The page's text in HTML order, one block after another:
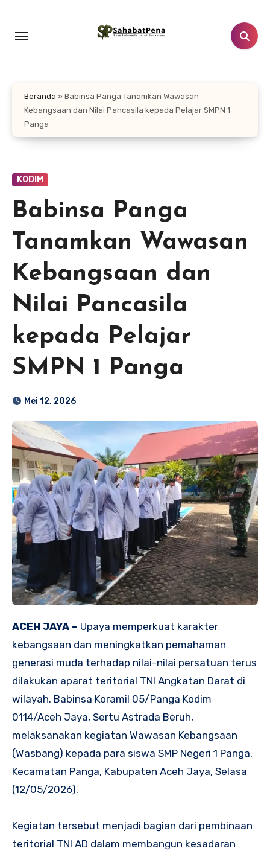
konten
Beranda » Babinsa Panga Tanamkan Wawasan
Kebangsaan dan Nilai Pancasila kepada Pelajar SMPN 1
Panga
KODIM
Babinsa Panga
Tanamkan Wawasan
Kebangsaan dan
Nilai Pancasila
kepada Pelajar
SMPN 1 Panga
Mei 12, 2026
ACEH JAYA – Upaya memperkuat karakter
kebangsaan dan meningkatkan pemahaman
generasi muda terhadap nilai-nilai persatuan terus
dilakukan aparat teritorial TNI Angkatan Darat di
wilayah. Babinsa Koramil 05/Panga Kodim
0114/Aceh Jaya, Sertu Astrada Beruh,
melaksanakan kegiatan Wawasan Kebangsaan
(Wasbang) kepada para siswa SMP Negeri 1 Panga,
Kecamatan Panga, Kabupaten Aceh Jaya, Selasa
(12/05/2026).
Kegiatan tersebut menjadi bagian dari pembinaan
teritorial TNI AD dalam membangun kesadaran